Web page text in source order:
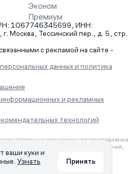
Эконом
Премиум
1067746345699, ИНН:
Москва, Тессинский пер., д. 5, стр.
с рекламой на сайте -
данных и политика
информационных и рекламных
технологий
технологии предоставления
систематизации и анализа сведений,
пользователей сети «Интернет»,
Российской Федерации.
ваши куки и
Узнать
Принять